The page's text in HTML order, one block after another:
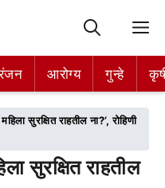
आरोग्य गुन्हे
आरोग्य गुन्हे
सुरक्षित राहतील ना?’, रोहिणी
सुरक्षित राहतील